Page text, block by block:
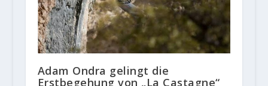
Adam Ondra gelingt die
Erstbegehung von „La Castagne“